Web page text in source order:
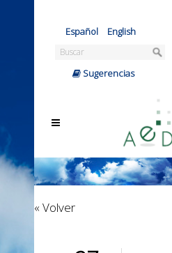
Español
English
Sugerencias
« Volver